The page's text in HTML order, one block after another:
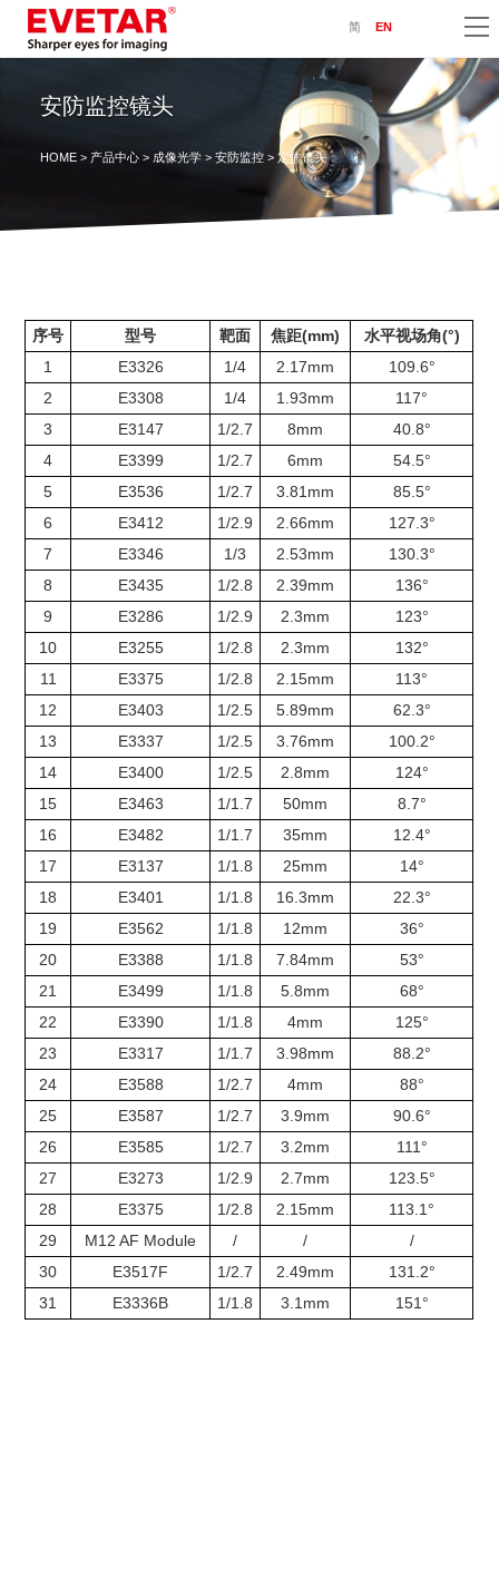
简 EN
安防监控镜头
HOME> 产品中心> 成像光学> 安防监控> 定焦镜头
序号 型号 靶面 焦距(mm)
水平视场角(°)
1
E3326 1/4 2.17mm
109.6°
2
E3308 1/4 1.93mm
117°
3
E3147 1/2.7 8mm
40.8°
4
E3399 1/2.7 6mm
54.5°
5
E3536 1/2.7 3.81mm
85.5°
6
E3412 1/2.9 2.66mm
127.3°
7
E3346 1/3 2.53mm
130.3°
8
E3435 1/2.8 2.39mm
136°
9
E3286 1/2.9 2.3mm
123°
10
E3255 1/2.8 2.3mm
132°
11
E3375 1/2.8 2.15mm
113°
12
E3403 1/2.5 5.89mm
62.3°
13
E3337 1/2.5 3.76mm
100.2°
14
E3400 1/2.5 2.8mm
124°
15
E3463 1/1.7 50mm
8.7°
16
E3482 1/1.7 35mm
12.4°
17
E3137 1/1.8 25mm
14°
18
E3401 1/1.8 16.3mm
22.3°
19
E3562 1/1.8 12mm
36°
20
E3388 1/1.8 7.84mm
53°
21
E3499 1/1.8 5.8mm
68°
22
E3390 1/1.8 4mm
125°
23
E3317 1/1.7 3.98mm
88.2°
24
E3588 1/2.7 4mm
88°
25
E3587 1/2.7 3.9mm
90.6°
26
E3585 1/2.7 3.2mm
111°
27
E3273 1/2.9 2.7mm
123.5°
28
E3375 1/2.8 2.15mm
113.1°
29
M12 AF Module / /
/
30
E3517F 1/2.7 2.49mm
131.2°
31
E3336B 1/1.8 3.1mm 151°